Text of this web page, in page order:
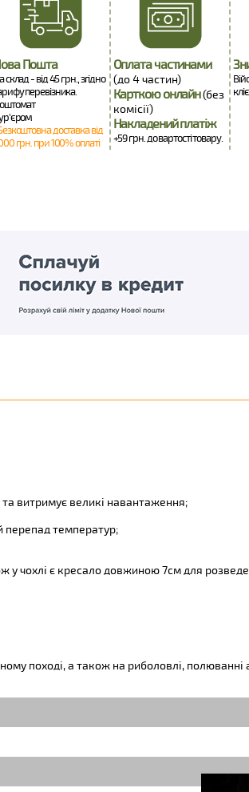
Пошта
склад - від 45 грн., згідно
перевізника.
доставка від
грн. при 100% оплаті
Оплата частинами
(до 4 частин)
Карткою онлайн(без
комісії)
Накладений платіж
+59 грн. до вартості товару.
та витримує великі навантаження;
перепад температур;
у чохлі є кресало довжиною 7см для
поході, а також на риболовлі,